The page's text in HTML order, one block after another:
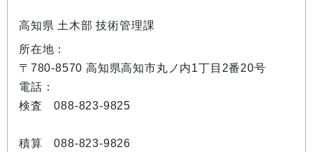
高知県 土木部 技術管理課
所在地：
〒780-8570 高知県高知市丸ノ内1丁目2番20号
電話：
検査 088-823-9825
積算 088-823-9826